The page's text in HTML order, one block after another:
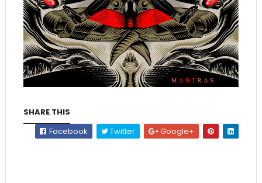
SHARE THIS
Facebook
Twitter Google+